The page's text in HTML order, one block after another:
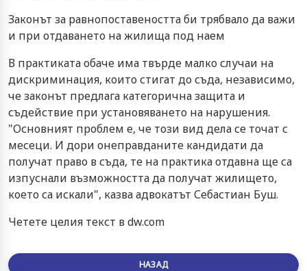
Законът за равнопоставеността би трябвало да важи
и при отдаването на жилища под наем
В практиката обаче има твърде малко случаи на
дискриминация, които стигат до съда, независимо,
че законът предлага категорична защита и
съдействие при установяването на нарушения.
"Основният проблем е, че този вид дела се точат с
месеци. И дори онеправданите кандидати да
получат право в съда, те на практика отдавна ще са
изпуснали възможността да получат жилището,
което са искали", казва адвокатът Себастиан Буш.
Четете целия текст в dw.com
НАЗАД